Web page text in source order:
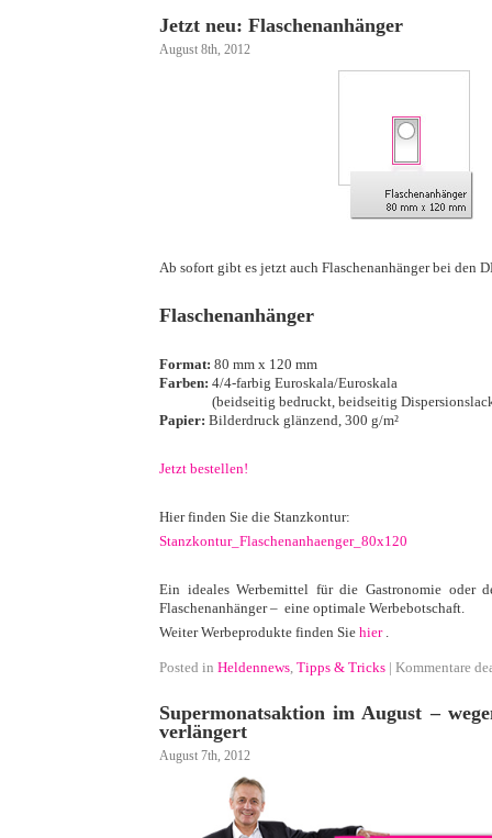
Jetzt neu: Flaschenanhänger
August 8th, 2012
Ab sofort gibt es jetzt auch Flaschenanhänger bei den
Flaschenanhänger
Format: 80 mm x 120 mm
Farben: 4/4-farbig Euroskala/Euroskala
(beidseitig bedruckt, beidseitig
Papier: Bilderdruck glänzend, 300 g/m²
Jetzt bestellen!
Hier finden Sie die Stanzkontur:
Stanzkontur_Flaschenanhaenger_80x120
Ein ideales Werbemittel für die Gastronomie oder
Flaschenanhänger – eine optimale Werbebotschaft.
Weiter Werbeprodukte finden Sie hier .
Posted in Heldennews, Tipps & Tricks | Kommentare
Supermonatsaktion im August –
verlängert
August 7th, 2012